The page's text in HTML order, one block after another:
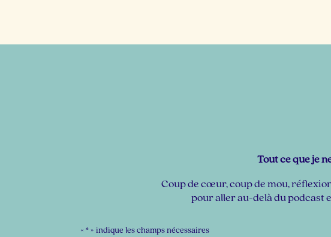
Tout ce que je
Coup de cœur, coup de mou,
pour aller au-delà du podcast
«* » indique les champs nécessaires